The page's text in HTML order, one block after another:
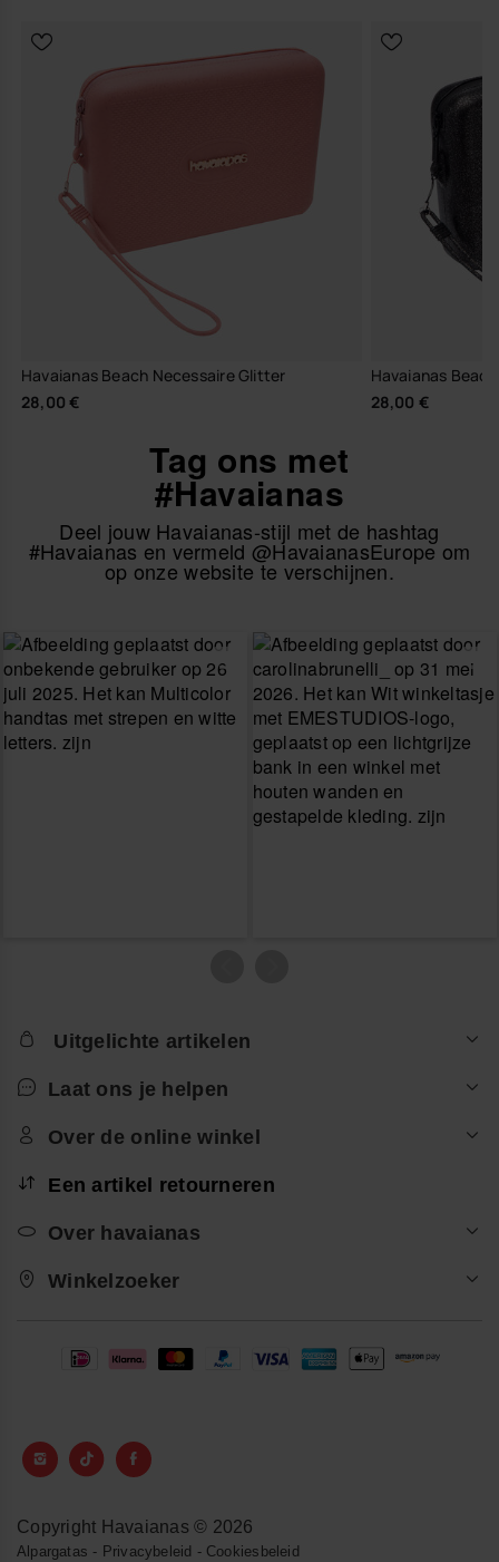
Havaianas Beach Necessaire Glitter
28,00 €
Havaianas
28,00 €
Tag ons met
#Havaianas
Deel jouw Havaianas-stijl met de hashtag
#Havaianas en vermeld @HavaianasEurope om
op onze website te verschijnen.
Uitgelichte artikelen
Laat ons je helpen
Over de online winkel
Een artikel retourneren
Over havaianas
Winkelzoeker
Copyright Havaianas © 2026
Alpargatas - Privacybeleid - Cookiesbeleid